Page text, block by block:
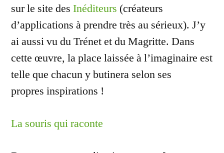
sur le site des Inéditeurs (créateurs
d’applications à prendre très au sérieux). J’y
ai aussi vu du Trénet et du Magritte. Dans
cette œuvre, la place laissée à l’imaginaire est
telle que chacun y butinera selon ses
propres inspirations !
La souris qui raconte